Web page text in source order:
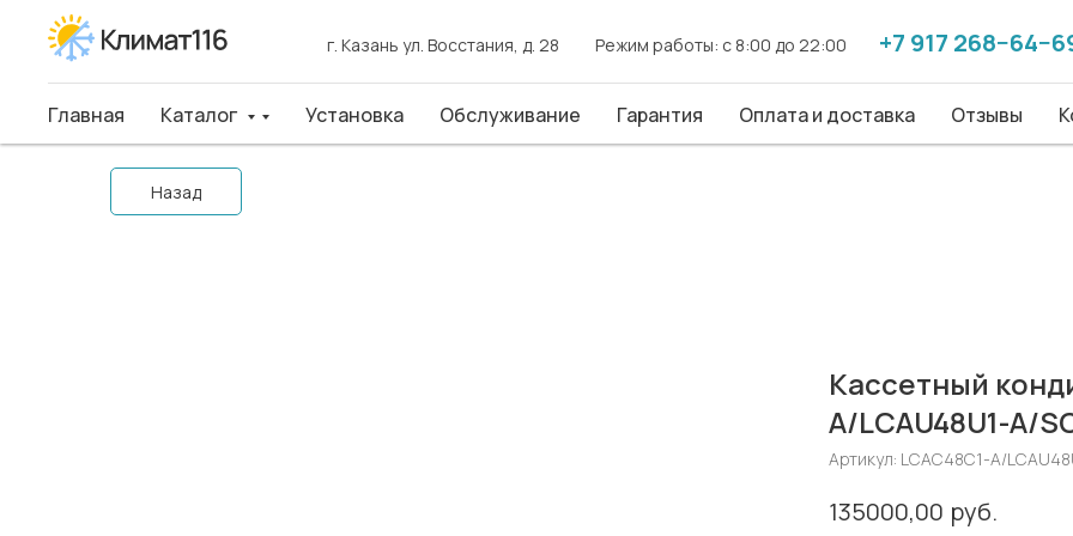
г. Казань ул. Восстания, д. 28 Режим работы: с 8:00 до 22:00 +7 917
Главная Каталог Установка Обслуживание Гарантия Оплата и доставка Отзывы
г. Казань ул. Восстания, д. 28 Режим работы: с 8:00 до 22:00 +7 917
Главная Каталог Установка Обслуживание Гарантия Оплата и доставка Отзывы
Назад
Кассетный
A/LCAU48U1-A/
Артикул: LCAC48C1-A/
135000,00 руб.